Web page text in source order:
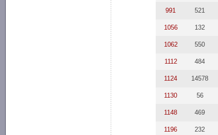
991 521
1056 132
1062 550
1112 484
1124 14578
1130 56
1148 469
1196 232